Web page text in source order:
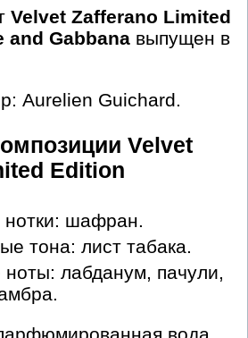
Velvet Zafferano Limited
and Gabbana выпущен в
Aurelien Guichard.
Velvet
Edition
нотки: шафран.
тона: лист табака.
лабданум, пачули,
вода.